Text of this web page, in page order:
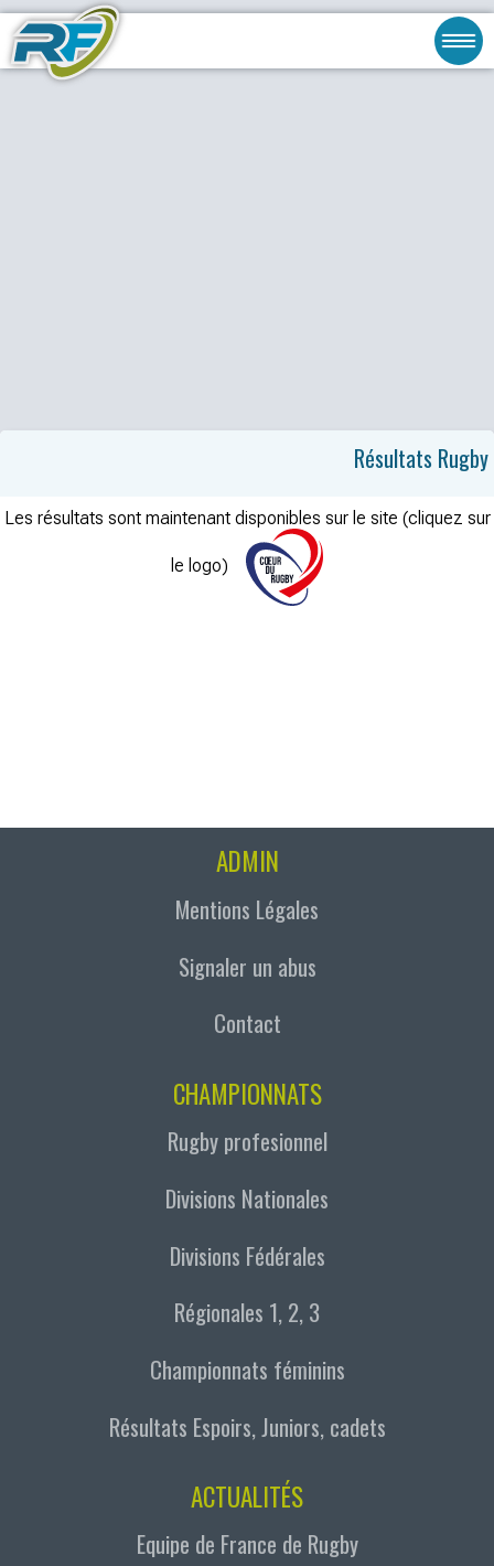
Résultats Rugby
Les résultats sont maintenant disponibles sur le site (cliquez sur
le logo)
ADMIN
Mentions Légales
Signaler un abus
Contact
CHAMPIONNATS
Rugby profesionnel
Divisions Nationales
Divisions Fédérales
Régionales 1, 2, 3
Championnats féminins
Résultats Espoirs, Juniors, cadets
ACTUALITÉS
Equipe de France de Rugby